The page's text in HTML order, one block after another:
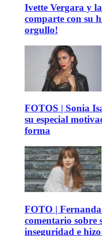
Ivette Vergara y
comparte con su
orgullo!
FOTOS | Sonia
su especial
forma
FOTO |
comentario sobre
inseguridad e